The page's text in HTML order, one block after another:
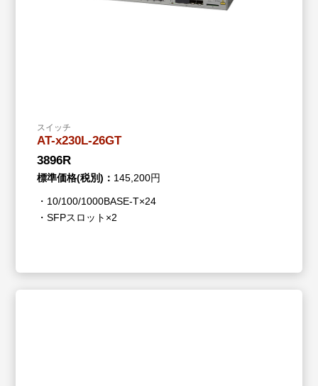
スイッチ
AT-x230L-26GT
3896R
標準価格(税別)： 145,200円
・10/100/1000BASE-T×24
・SFPスロット×2